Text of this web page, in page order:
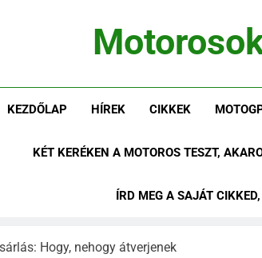
KEZDŐLAP HÍREK CIKKEK
KÉT KERÉKEN A MOTOROS TESZT,
ÍRD MEG A SAJÁT
Hogy, nehogy átverjenek